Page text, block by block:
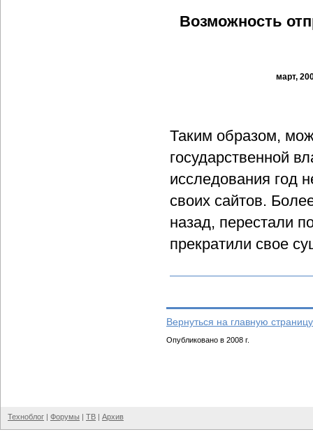
Возможность
март,
Таким образом,
государственной
исследования год
своих сайтов.
назад, перестали
прекратили свое
Вернуться на главную
Опубликовано в 2008 г.
Техноблог | Форумы | ТВ | Архив